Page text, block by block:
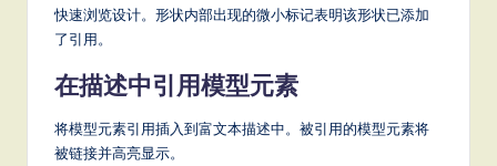
快速浏览设计。形状内部出现的微小标记表明该形状已添加
了引用。
在描述中引用模型元素
将模型元素引用插入到富文本描述中。被引用的模型元素将
被链接并高亮显示。